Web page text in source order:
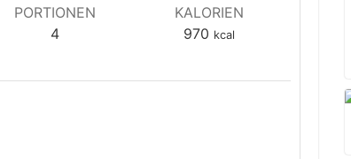
PORTIONEN
4
KALORIEN
970 kcal